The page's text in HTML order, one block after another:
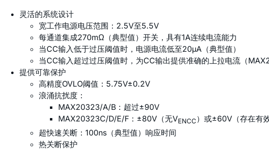
灵活的系统设计
宽工作电源电压范围：2.5V至5.5V
每通道集成270mΩ（典型值）开关，具有1A连续电流能力
当CC输入低于过压阈值时，电源电流低至20µA（典型值）
当CC输入超过过压阈值时，为CC输出提供准确的上拉电流（
提供可靠保护
高精度OVLO阈值：5.75V±0.2V
浪涌抗扰度：
MAX20323/A/B：超过±90V
MAX20323C/D/E/F：±80V（无VENCC）或±60V（存在有
超快速关断：100ns（典型值）响应时间
热关断保护